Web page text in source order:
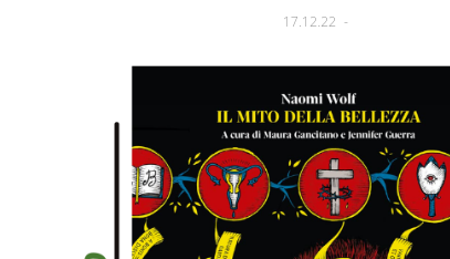
17.12.22 -